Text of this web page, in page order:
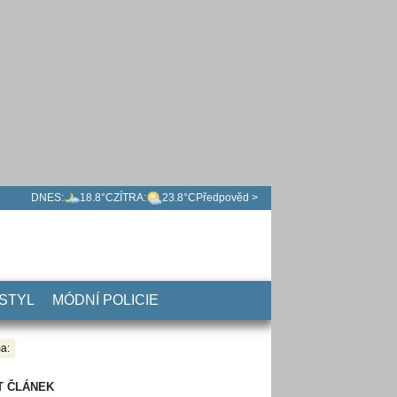
DNES: 18.8°CZÍTRA: 23.8°C Předpověd >
MÓDNÍ POLICIE
ČLÁNEK